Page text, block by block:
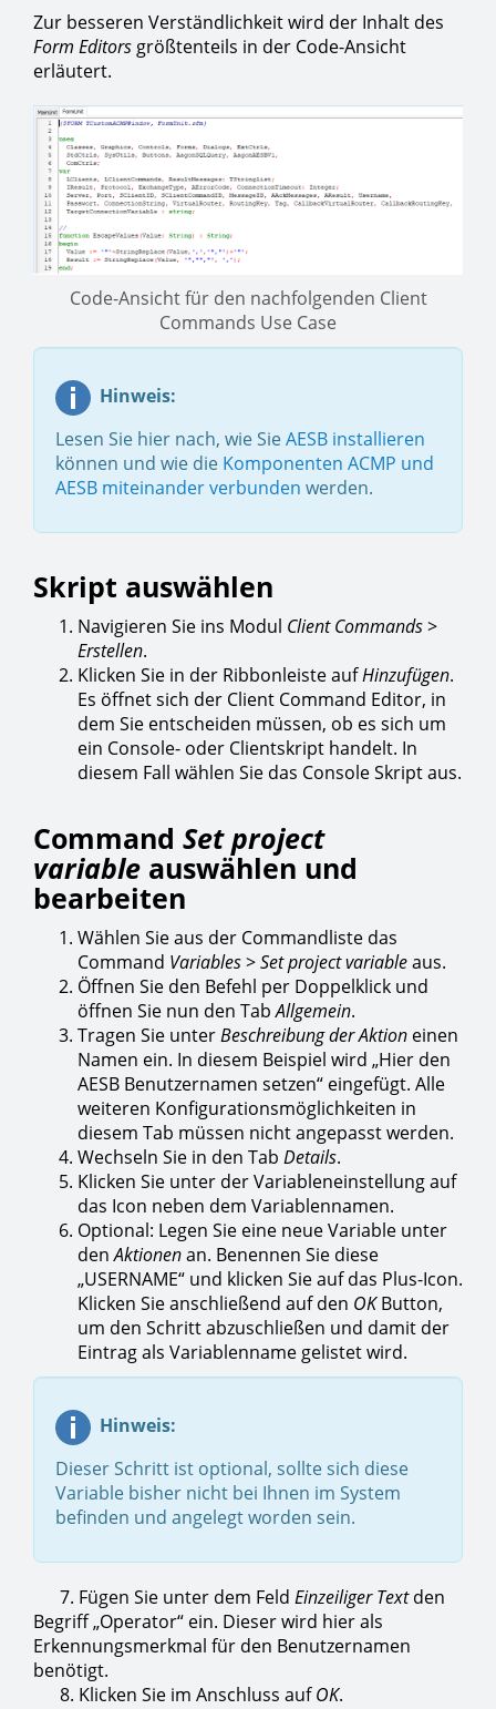
Zur besseren Verständlichkeit wird der Inhalt des
Form Editors größtenteils in der Code-Ansicht
erläutert.
Code-Ansicht für den nachfolgenden Client
Commands Use Case
Hinweis:
Lesen Sie hier nach, wie SieAESB installieren
können und wie die Komponenten ACMP und
AESB miteinander verbunden werden.
Skript auswählen
Navigieren Sie ins Modul Client Commands>
Erstellen.
Klicken Sie in der Ribbonleiste aufHinzufügen.
Es öffnet sich der Client Command Editor, in
dem Sie entscheiden müssen, ob es sich um
ein Console- oder Clientskript handelt. In
diesem Fall wählen Sie das Console Skript aus.
Command Set project
variable auswählen und
bearbeiten
Wählen Sie aus der Commandliste das
Command Variables>Set project variableaus.
Öffnen Sie den Befehl per Doppelklick und
öffnen Sie nun den TabAllgemein.
Tragen Sie unterBeschreibung der Aktion einen
Namen ein. In diesem Beispiel wird „Hier den
AESB Benutzernamen setzen“ eingefügt. Alle
weiteren Konfigurationsmöglichkeiten in
diesem Tab müssen nicht angepasst werden.
Wechseln Sie in den Tab Details.
Klicken Sie unter der Variableneinstellung auf
das Icon neben dem Variablennamen.
Optional: Legen Sie eine neue Variable unter
denAktionenan. Benennen Sie diese
„USERNAME“ und klicken Sie auf das Plus-Icon.
Klicken Sie anschließend auf den OKButton,
um den Schritt abzuschließen und damit der
Eintrag als Variablenname gelistet wird.
Hinweis:
Dieser Schritt ist optional, sollte sich diese
Variable bisher nicht bei Ihnen im System
befinden und angelegt worden sein.
7. Fügen Sie unter dem Feld Einzeiliger Textden
Begriff „Operator“ ein. Dieser wird hier als
Erkennungsmerkmal für den Benutzernamen
benötigt.
8. Klicken Sie im Anschluss aufOK.